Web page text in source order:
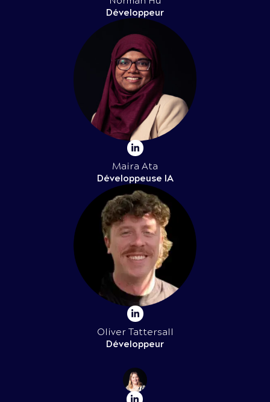
Développeur
Maira Ata
Développeuse IA
Oliver Tattersall
Développeur